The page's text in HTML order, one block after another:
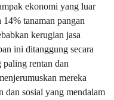
ekonomi yang luar
tanaman pangan
kerugian jasa
ini ditanggung secara
rentan dan
mereka
sosial yang mendalam